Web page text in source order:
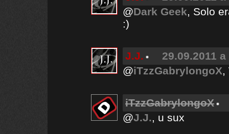
@Dark Geek, Solo
:)
J.J.
29.09.2011
@iTzzGabrylongoX,
iTzzGabrylongoX
@J.J., u sux